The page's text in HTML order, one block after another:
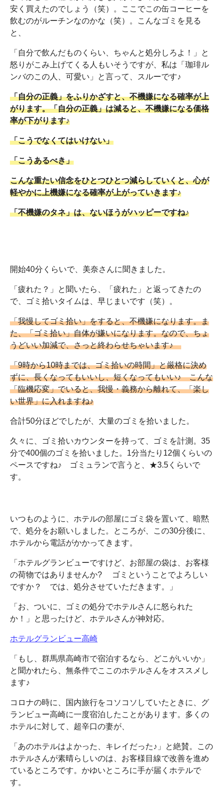
安く買えたのでしょう（笑）。ここでこの缶コーヒーを
飲むのがルーチンなのかな（笑）。こんなゴミを見る
と、
「自分で飲んだものくらい、ちゃんと処分しろよ！」と
怒りがこみ上げてくる人もいそうですが、私は「珈琲ル
ンバのこの人、可愛い」と言って、スルーです♪
「自分の正義」をふりかざすと、不機嫌になる確率が上
がります。「自分の正義」は減ると、不機嫌になる価格
率が下がります♪
「こうでなくてはいけない」
「こうあるべき」
こんな重たい信念をひとつひとつ減らしていくと、心が
軽やかに上機嫌になる確率が上がっていきます♪
「不機嫌のタネ」は、ないほうがハッピーですね♪
開始40分くらいで、美奈さんに聞きました。
「疲れた？」と聞いたら、「疲れた」と返ってきたの
で、ゴミ拾いタイムは、早じまいです（笑）。
「我慢してゴミ拾い」をすると、不機嫌になります。ま
た、「ゴミ拾い」自体が嫌いになります。なので、ちょ
うどいい加減で、さっと終わらせちゃいます♪
「9時から10時までは、ゴミ拾いの時間」と厳格に決め
ずに、長くなってもいいし、短くなってもいい♪ こんな
「臨機応変」でいると、我慢・義務から離れて、「楽し
い世界」に入れますね♪
合計50分ほどでしたが、大量のゴミを拾いました。
久々に、ゴミ拾いカウンターを持って、ゴミを計測。35
分で400個のゴミを拾いました。1分当たり12個くらいの
ペースですね♪ ゴミュランで言うと、★3.5くらいで
す。
いつものように、ホテルの部屋にゴミ袋を置いて、暗黙
で、処分をお願いしました。ところが、この30分後に、
ホテルから電話がかかってきます。
「ホテルグランビューですけど、お部屋の袋は、お客様
の荷物ではありませんか? ゴミということでよろしい
ですか？ では、処分させていただきます。」
「お、ついに、ゴミの処分でホテルさんに怒られた
か！」と思ったけど、ホテルさんが神対応。
ホテルグランビュー高崎
「もし、群馬県高崎市で宿泊するなら、どこがいいか」
と聞かれたら、無条件でここのホテルさんをオススメし
ます♪
コロナの時に、国内旅行をコソコソしていたときに、グ
ランビュー高崎に一度宿泊したことがあります。多くの
ホテルに対して、超辛口の妻が、
「あのホテルはよかった、キレイだった♪」と絶賛。この
ホテルさんが素晴らしいのは、お客様目線で改善を進め
ているところです。かゆいところに手が届くホテルで
す。